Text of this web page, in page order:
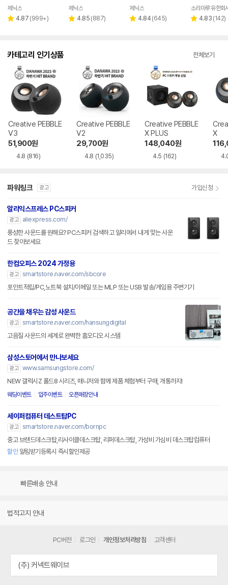
페이
제닉스
별 4.87 리
(999+)
페이
제닉스
별 4.85 리
(887)
페이
제닉스
별 4.84 리
(645)
소리마루 유한회
별 4.83 리
(142)
카테고리 인기상품 전체보기
Creative PEBBLE
V3
51,900원
4.8 (816)
Creative PEBBLE
V2
29,700원
4.8 (1,035)
Creative PEBBLE
X PLUS
148,040원
4.5 (162)
X
파워링크 광고 가입신청
알리익스프레스 PC스피커
광고
aliexpress.com/
풍성한 사운드를 원해요? PC스피커 검색하고 알리에서 내게 맞는 사운
드 찾아보세요
한컴오피스 2024 가정용
광고 smartstore.naver.com/sbcore
포인트적립/PC,노트북 설치/이메일 또는 MLP 또는 USB 발송/게임용 주변기기
공간을 채우는 감성 사운드
광고 smartstore.naver.com/hansungdigital
고음질 사운드의 세계로 완벽한 홈오디오 시스템
삼성스토어에서 만나보세요
광고 www.samsungstore.com/
NEW 갤럭시Z 폴드8 시리즈, 매니저와 함께 제품 체험부터 구매, 개통까지!
웨딩이벤트 입주이벤트 오픈매장안내
세이퍼컴퓨터 데스트탑PC
광고 smartstore.naver.com/bornpc
중고 브랜드데스크탑,리사이클데스크탑, 리퍼데스크탑, 가성비 가심비 데스크탑컴퓨터
할인 알림받기등록시 즉시할인제공
빠른배송 안내
법적고지 안내
PC버전 로그인 개인정보처리방침 고객센터
(주) 커넥트웨이브